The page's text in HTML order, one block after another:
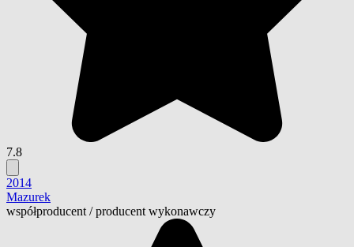
7.8
2014
Mazurek
współproducent /producent wykonawczy